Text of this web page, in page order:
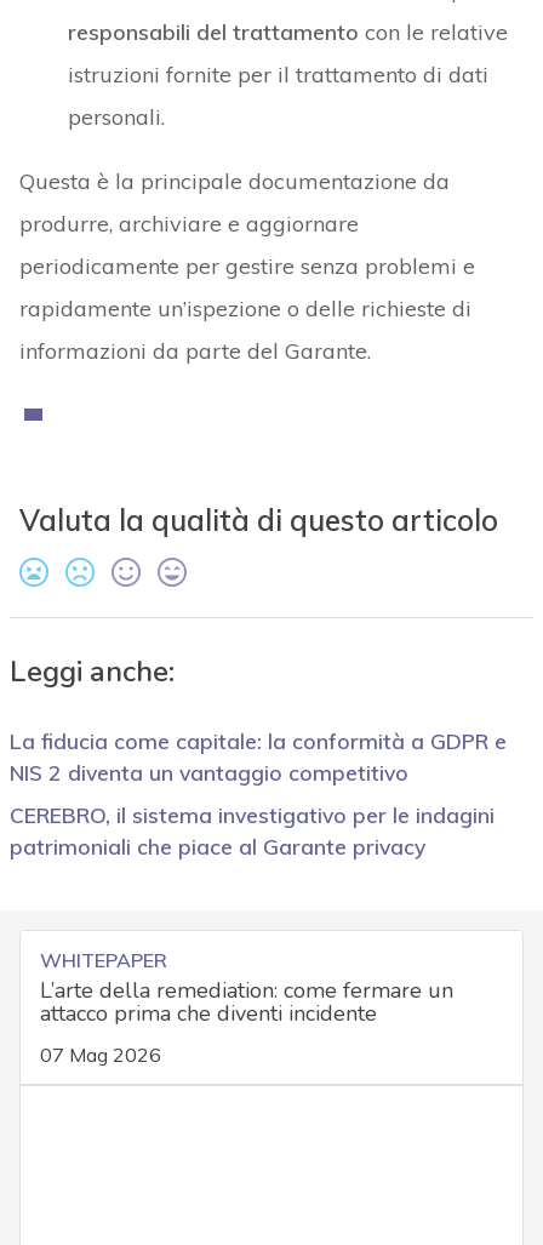
responsabili del trattamento con le relative
istruzioni fornite per il trattamento di dati
personali.
Questa è la principale documentazione da
produrre, archiviare e aggiornare
periodicamente per gestire senza problemi e
rapidamente un’ispezione o delle richieste di
informazioni da parte del Garante.
Valuta la qualità di questo articolo
Leggi anche:
La fiducia come capitale: la conformità a GDPR e
NIS 2 diventa un vantaggio competitivo
CEREBRO, il sistema investigativo per le indagini
patrimoniali che piace al Garante privacy
WHITEPAPER
L’arte della remediation: come fermare un
attacco prima che diventi incidente
07 Mag 2026